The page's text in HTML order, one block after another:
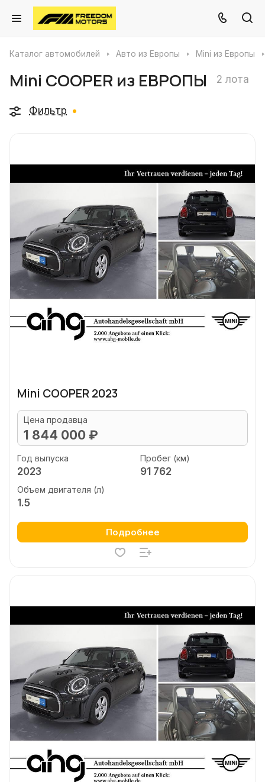
Каталог автомобилей Авто из Европы Mini из Европы
Mini COOPER из ЕВРОПЫ 2 лота
Фильтр
Mini COOPER 2023
Цена продавца
1 844 000 ₽
Год выпуска
2023
Пробег (км)
91 762
Объем двигателя (л)
1.5
Подробнее